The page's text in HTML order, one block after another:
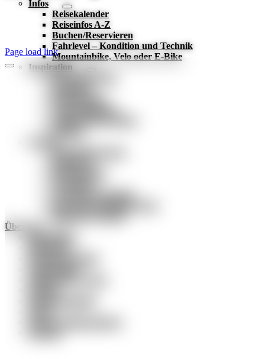
Infos
Reisekalender
Reiseinfos A-Z
Buchen/Reservieren
Fahrlevel – Kondition und Technik
Mountainbike, Velo oder E-Bike
Inspiration
Geschenk-Gutschein
Über uns
Page load link